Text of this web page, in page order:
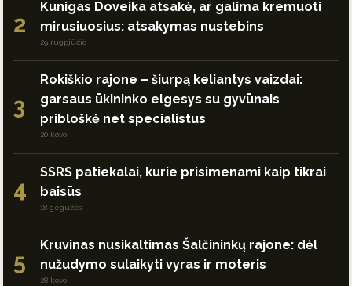
2
Kunigas Doveika atsakė, ar galima kremuoti
mirusiuosius: atsakymas nustebins
29 rugpjūčio
3
Rokiškio rajone – šiurpą keliantys vaizdai:
garsaus ūkininko elgesys su gyvūnais
pribloškė net specialistus
20 kovo
4
SSRS patiekalai, kurie prisimenami kaip tikrai
baisūs
18 gegužės
5
Kruvinas nusikaltimas Šalčininkų rajone: dėl
nužudymo sulaikyti vyras ir moteris
28 kovo